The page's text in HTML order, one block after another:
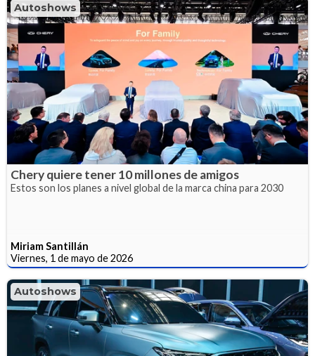
Autoshows
Chery quiere tener 10 millones de amigos
Estos son los planes a nivel global de la marca china para 2030
Miriam Santillán
Viernes, 1 de mayo de 2026
Autoshows